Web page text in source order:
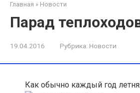
Главная » Новости
Парад
19.04.2016 Рубрика: Новости
Как обычно каждый год